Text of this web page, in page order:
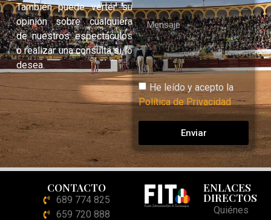
También puede verter su
opinión sobre cualquiera
de nuestros espectáculos
o realizar una consulta si lo
desea.
He leído y acepto la
Política de Privacidad
Enviar
CONTACTO
689 774 825
659 720 888
ENLACES
DIRECTOS
Quiénes